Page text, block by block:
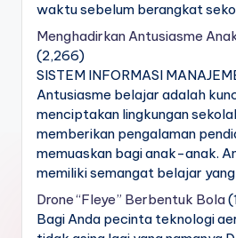
waktu sebelum berangkat
Menghadirkan Antusiasme
(2,266)
SISTEM INFORMASI
Antusiasme belajar adalah
menciptakan lingkungan
memberikan pengalaman
memuaskan bagi anak-anak.
memiliki semangat belajar
Drone “Fleye” Berbentuk Bola
Bagi Anda pecinta teknologi